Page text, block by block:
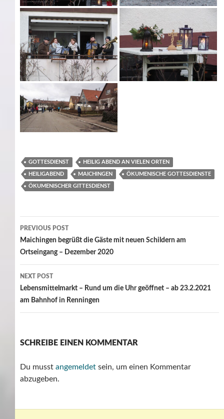
GOTTESDIENST HEILIG ABEND AN VIELEN ORTEN
HEILIGABEND MAICHINGEN ÖKUMENISCHE GOTTESDIENSTE
ÖKUMENISCHER GITTESDIENST
Post
navigation
PREVIOUS POST
Maichingen begrüßt die Gäste mit neuen Schildern am
Ortseingang – Dezember 2020
NEXT POST
Lebensmittelmarkt – Rund um die Uhr geöffnet – ab 23.2.2021
am Bahnhof in Renningen
SCHREIBE EINEN KOMMENTAR
Du musst angemeldet sein, um einen Kommentar
abzugeben.